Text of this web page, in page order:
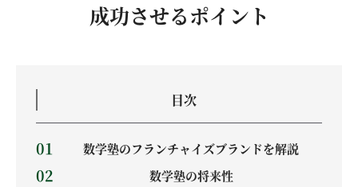
成功させるポイント
目次
数学塾のフランチャイズブランドを解説
数学塾の将来性